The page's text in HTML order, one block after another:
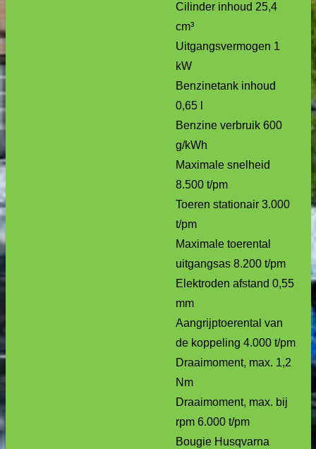
Cilinder inhoud 25,4
cm³
Uitgangsvermogen 1
kW
Benzinetank inhoud
0,65 l
Benzine verbruik 600
g/kWh
Maximale snelheid
8.500 t/pm
Toeren stationair 3.000
t/pm
Maximale toerental
uitgangsas 8.200 t/pm
Elektroden afstand 0,55
mm
Aangrijptoerental van
de koppeling 4.000 t/pm
Draaimoment, max. 1,2
Nm
Draaimoment, max. bij
rpm 6.000 t/pm
Bougie Husqvarna